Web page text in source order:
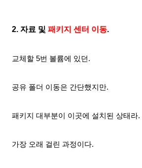
2. 자료 및 패키지 센터 이동.
교체할 5번 볼륨에 있던.
공유 폴더 이동은 간단했지만.
패키지 대부분이 이곳에 설치된 상태라.
가장 오래 걸린 과정이다.